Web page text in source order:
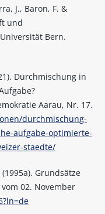
J., Baron, F. &
und
Bern.
Durchmischung in
Aarau, Nr. 17.
durchmischung-
aufgabe-optimierte-
staedte/
Grundsätze
02. November